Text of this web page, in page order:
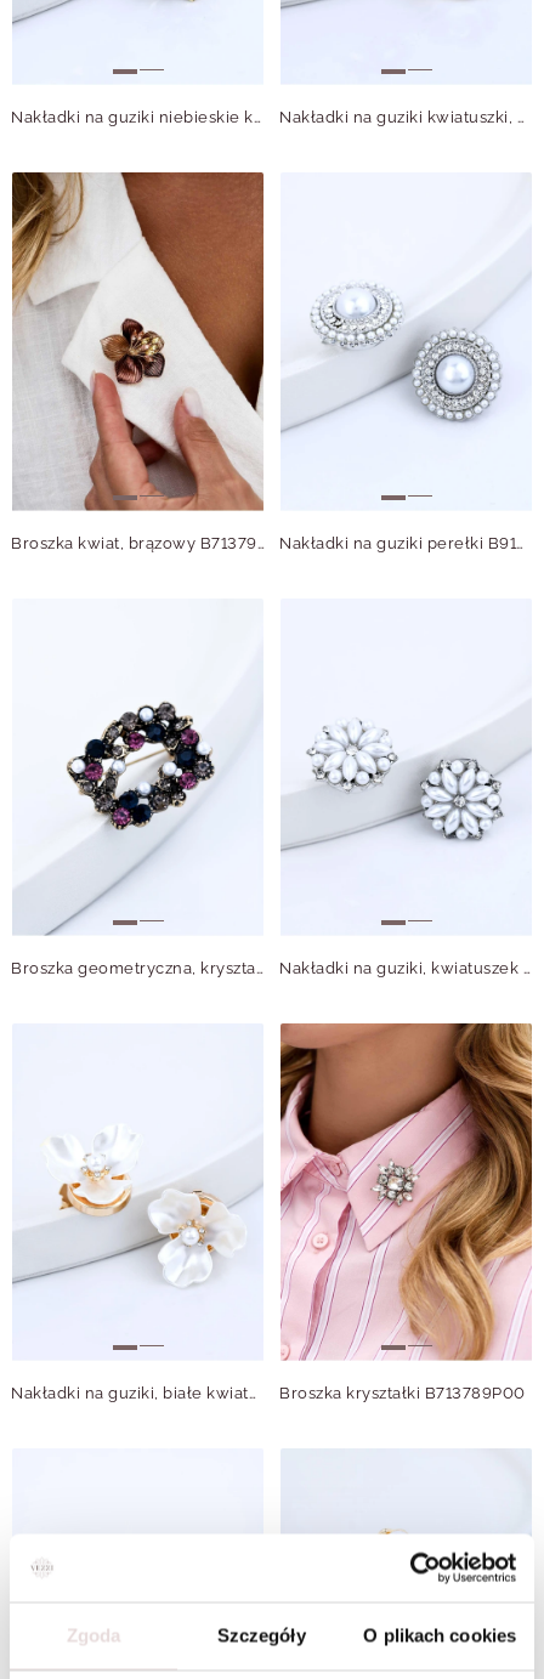
Zgoda Szczegóły O plikach cookies
Nakładki na guziki niebieskie kwiatuszki B913824Z00 Nakładki na guziki kwiatuszki, perełki, czarno-białe B913815Z00
Broszka kwiat, brązowy B713796Z00 Nakładki na guziki perełki B913843S00
Broszka geometryczna, kryształki B713785Z00 Nakładki na guziki, kwiatuszek perełki B913844S00
Nakładki na guziki, białe kwiatuszki, perełka B913837Z00 Broszka kryształki B713789P00